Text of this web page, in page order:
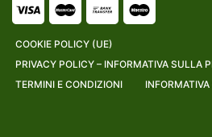
COOKIE POLICY (UE)
PRIVACY POLICY – INFORMATIVA SULLA
TERMINI E CONDIZIONI